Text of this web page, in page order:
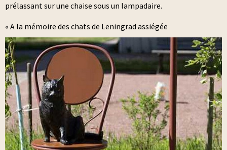
prélassant sur une chaise sous un lampadaire.
« A la mémoire des chats de Leningrad assiégée